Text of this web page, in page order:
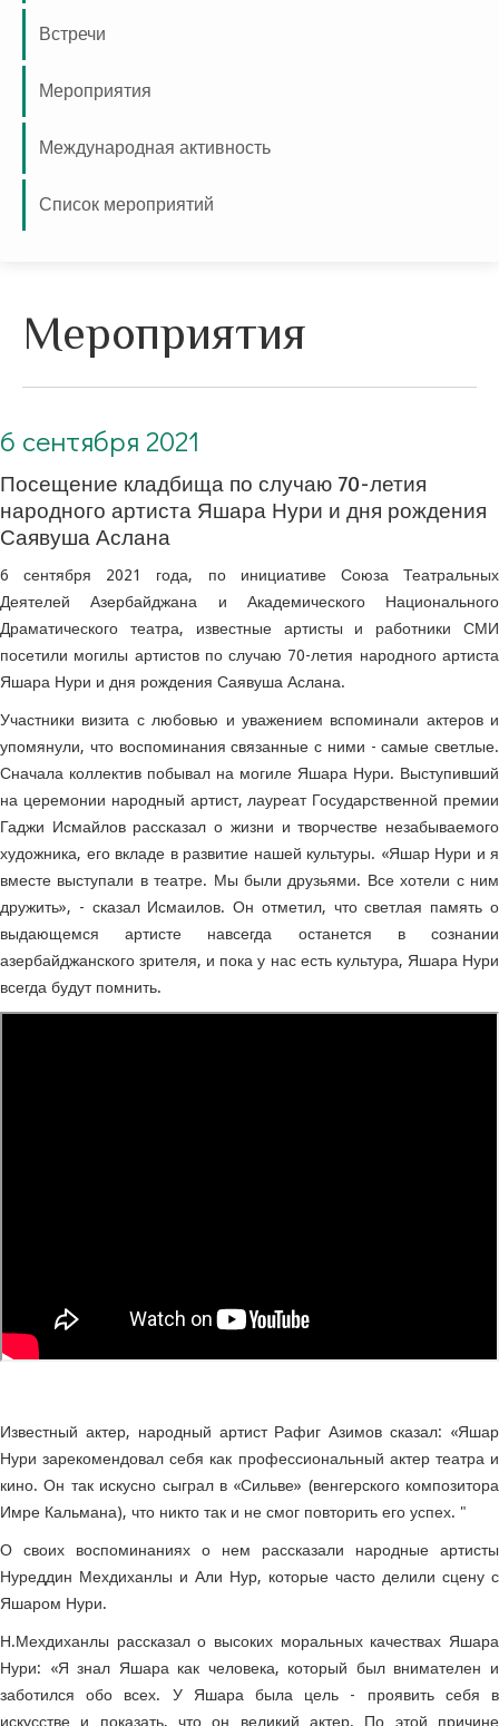
Встречи
Мероприятия
Международная активность
Список мероприятий
Мероприятия
6 сентября 2021
Посещение кладбища по случаю 70-летия
народного артиста Яшара Нури и дня рождения
Саявуша Аслана
6 сентября 2021 года, по инициативе Союза Театральных
Деятелей Азербайджана и Академического Национального
Драматического театра, известные артисты и работники СМИ
посетили могилы артистов по случаю 70-летия народного артиста
Яшара Нури и дня рождения Саявуша Аслана.
Участники визита с любовью и уважением вспоминали актеров и
упомянули, что воспоминания связанные с ними - самые светлые.
Сначала коллектив побывал на могиле Яшара Нури. Выступивший
на церемонии народный артист, лауреат Государственной премии
Гаджи Исмайлов рассказал о жизни и творчестве незабываемого
художника, его вкладе в развитие нашей культуры. «Яшар Нури и я
вместе выступали в театре. Мы были друзьями. Все хотели с ним
дружить», - сказал Исмаилов. Он отметил, что светлая память о
выдающемся артисте навсегда останется в сознании
азербайджанского зрителя, и пока у нас есть культура, Яшара Нури
всегда будут помнить.
Известный актер, народный артист Рафиг Азимов сказал: «Яшар
Нури зарекомендовал себя как профессиональный актер театра и
кино. Он так искусно сыграл в «Сильве» (венгерского композитора
Имре Кальмана), что никто так и не смог повторить его успех. "
О своих воспоминаниях о нем рассказали народные артисты
Нуреддин Мехдиханлы и Али Нур, которые часто делили сцену с
Яшаром Нури.
Н.Мехдиханлы рассказал о высоких моральных качествах Яшара
Нури: «Я знал Яшара как человека, который был внимателен и
заботился обо всех. У Яшара была цель - проявить себя в
искусстве и показать, что он великий актер. По этой причине